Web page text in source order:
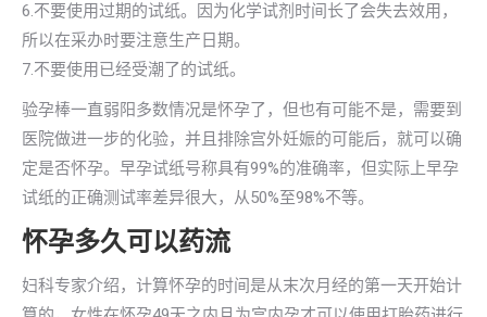
6.不要使用过期的试纸。因为化学试剂时间长了会失去效用，
所以在采办时要注意生产日期。
7.不要使用已经受潮了的试纸。
验孕棒一直弱阳多数情况是怀孕了，但也有可能不是，需要到
医院做进一步的化验，并且排除宫外妊娠的可能后，就可以确
定是否怀孕。早孕试纸号称具有99%的准确率，但实际上早孕
试纸的正确测试率差异很大，从50%至98%不等。
怀孕多久可以药流
妇科专家介绍，计算怀孕的时间是从末次月经的第一天开始计